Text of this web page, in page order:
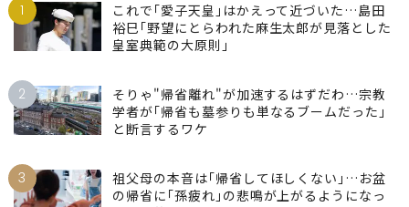
1
これで｢愛子天皇｣はかえって近づいた…島田
裕巳｢野望にとらわれた麻生太郎が見落とした
皇室典範の大原則｣
2
そりゃ"帰省離れ"が加速するはずだわ…宗教
学者が｢帰省も墓参りも単なるブームだった｣
と断言するワケ
3
祖父母の本音は｢帰省してほしくない｣…お盆
の帰省に｢孫疲れ｣の悲鳴が上がるようになっ